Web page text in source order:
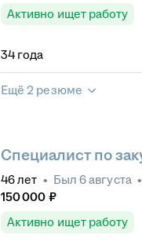
Активно ищет работу
34 года
Ещё 2 резюме
Специалист по
46лет • Был 6 августа •
150 000 ₽
Активно ищет работу